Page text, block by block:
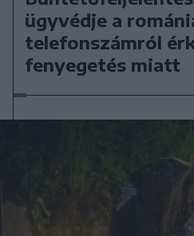
ügyvédje a
telefonszámról
fenyegetés miatt